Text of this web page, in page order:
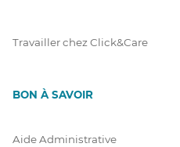
Travailler chez Click&Care
BON À SAVOIR
Aide Administrative